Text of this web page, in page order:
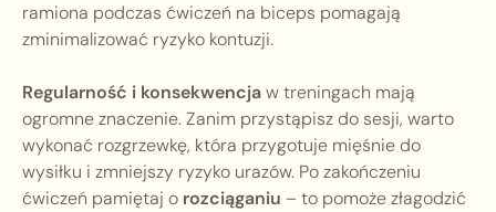
ramiona podczas ćwiczeń na biceps pomagają
zminimalizować ryzyko kontuzji.
Regularność i konsekwencjaw treningach mają
ogromne znaczenie. Zanim przystąpisz do sesji, warto
wykonać rozgrzewkę, która przygotuje mięśnie do
wysiłku i zmniejszy ryzyko urazów. Po zakończeniu
ćwiczeń pamiętaj o rozciąganiu – to pomoże złagodzić